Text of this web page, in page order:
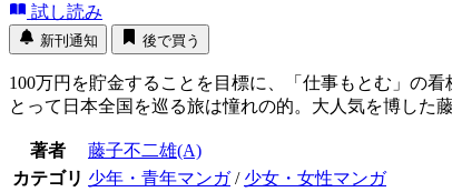
試し読み
新刊通知 後で買う
100万円を貯金することを目標に、「仕事もとむ」の
とって日本全国を巡る旅は憧れの的。大人気を博した
著者
藤子不二雄(A)
カテゴリ 少年・青年マンガ/ 少女・女性マンガ